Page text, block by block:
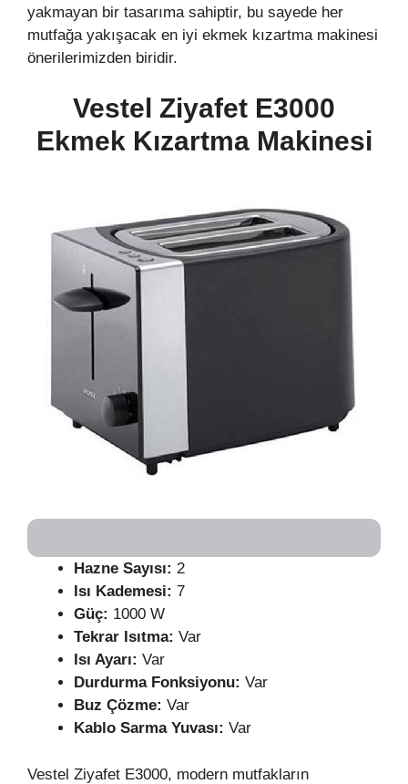
yakmayan bir tasarıma sahiptir, bu sayede her
mutfağa yakışacak en iyi ekmek kızartma makinesi
önerilerimizden biridir.
Vestel Ziyafet E3000
Ekmek Kızartma Makinesi
Hazne Sayısı: 2
Isı Kademesi: 7
Güç: 1000 W
Tekrar Isıtma: Var
Isı Ayarı: Var
Durdurma Fonksiyonu: Var
Buz Çözme: Var
Kablo Sarma Yuvası: Var
Vestel Ziyafet E3000, modern mutfakların